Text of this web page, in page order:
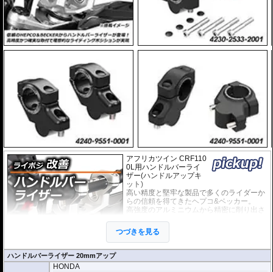
アフリカツイン CRF110
0L用ハンドルバーライ
ザー(ハンドルアップキ
ット)
高い精度と堅牢な製品で多くのライダーか
らの信頼を得てきたヘプコ&ベッカー。
高強度のアルミニウムから精密に削り出さ
り、ハンドルからのフィーリングが損なわ
れることもありません。
EUの工業製品安全規格「TÜV」を取得
し、他のヘプコの商品と同様に高い安全性、信頼性の商品となっております。
つづきを見る
ハンドルバーライザー 20mmアップ
HONDA